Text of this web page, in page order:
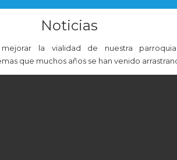
Noticias
mejorar la vialidad de nuestra
que muchos años se han venido